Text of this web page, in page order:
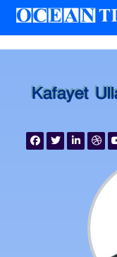
Kafayet